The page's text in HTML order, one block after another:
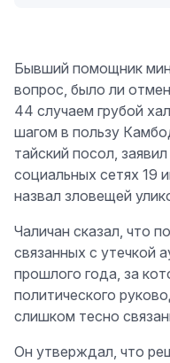
Бывший помощник
вопрос, было ли
44 случаем грубой
шагом в пользу
тайский посол,
социальных сетях 19
назвал зловещей
Чаличан сказал, что
связанных с утечкой
прошлого года, за
политического
слишком тесно
Он утверждал, что